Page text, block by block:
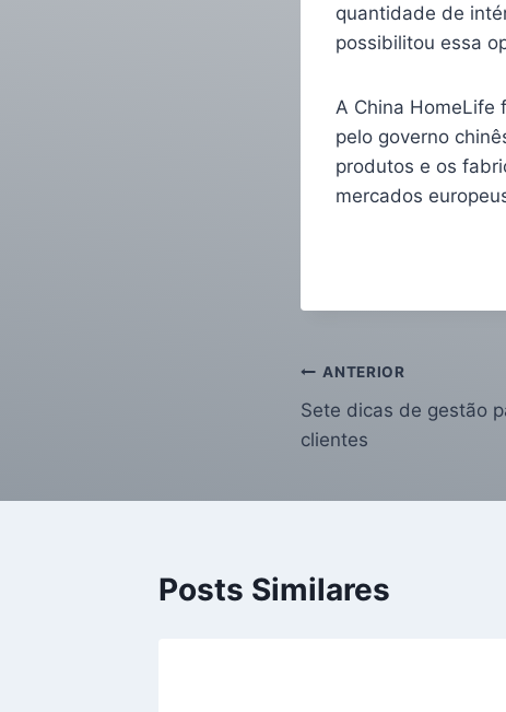
quantidade de
possibilitou essa
A China HomeLife
pelo governo
produtos e os
mercados
ANTERIOR
Sete dicas de gestão
clientes
Posts Similares